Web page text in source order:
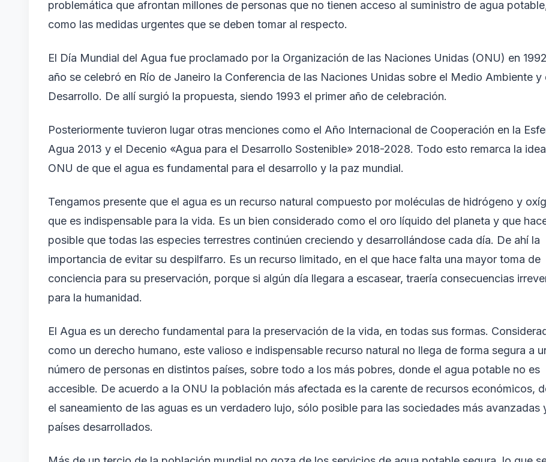
problemática que afrontan millones de personas que no tienen acceso al suministro de agua
como las medidas urgentes que se deben tomar al respecto.
El Día Mundial del Agua fue proclamado por la Organización de las Naciones Unidas (ONU) en
año se celebró en Río de Janeiro la Conferencia de las Naciones Unidas sobre el Medio Ambiente y
Desarrollo. De allí surgió la propuesta, siendo 1993 el primer año de celebración.
Posteriormente tuvieron lugar otras menciones como el Año Internacional de Cooperación en la
Agua 2013 y el Decenio «Agua para el Desarrollo Sostenible» 2018-2028. Todo esto remarca la
ONU de que el agua es fundamental para el desarrollo y la paz mundial.
Tengamos presente que el agua es un recurso natural compuesto por moléculas de hidrógeno y
que es indispensable para la vida. Es un bien considerado como el oro líquido del planeta y que
posible que todas las especies terrestres continúen creciendo y desarrollándose cada día. De ahí la
importancia de evitar su despilfarro. Es un recurso limitado, en el que hace falta una mayor toma de
conciencia para su preservación, porque si algún día llegara a escasear, traería consecuencias
para la humanidad.
El Agua es un derecho fundamental para la preservación de la vida, en todas sus formas.
como un derecho humano, este valioso e indispensable recurso natural no llega de forma segura a
número de personas en distintos países, sobre todo a los más pobres, donde el agua potable no es
accesible. De acuerdo a la ONU la población más afectada es la carente de recursos económicos,
el saneamiento de las aguas es un verdadero lujo, sólo posible para las sociedades más avanzadas
países desarrollados.